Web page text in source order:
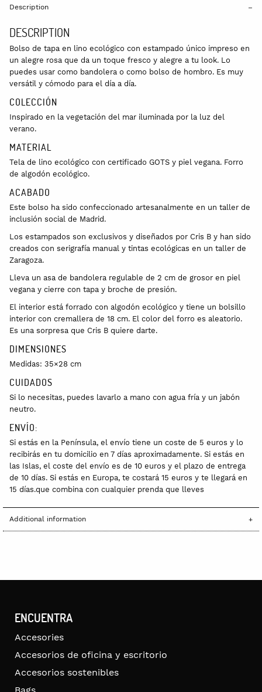
Description
DESCRIPTION
Bolso de tapa en lino ecológico con estampado único impreso en
un alegre rosa que da un toque fresco y alegre a tu look. Lo
puedes usar como bandolera o como bolso de hombro. Es muy
versátil y cómodo para el día a día.
COLECCIÓN
Inspirado en la vegetación del mar iluminada por la luz del
verano.
MATERIAL
Tela de lino ecológico con certificado GOTS y piel vegana. Forro
de algodón ecológico.
ACABADO
Este bolso ha sido confeccionado artesanalmente en un taller de
inclusión social de Madrid.
Los estampados son exclusivos y diseñados por Cris B y han sido
creados con serigrafía manual y tintas ecológicas en un taller de
Zaragoza.
Lleva un asa de bandolera regulable de 2 cm de grosor en piel
vegana y cierre con tapa y broche de presión.
El interior está forrado con algodón ecológico y tiene un bolsillo
interior con cremallera de 18 cm. El color del forro es aleatorio.
Es una sorpresa que Cris B quiere darte.
DIMENSIONES
Medidas: 35×28 cm
CUIDADOS
Si lo necesitas, puedes lavarlo a mano con agua fría y un jabón
neutro.
ENVÍO:
Si estás en la Península, el envío tiene un coste de 5 euros y lo
recibirás en tu domicilio en 7 días aproximadamente. Si estás en
las Islas, el coste del envío es de 10 euros y el plazo de entrega
de 10 días. Si estás en Europa, te costará 15 euros y te llegará en
15 días.que combina con cualquier prenda que lleves
Additional information
ENCUENTRA
Accesories
Accesorios de oficina y escritorio
Accesorios sostenibles